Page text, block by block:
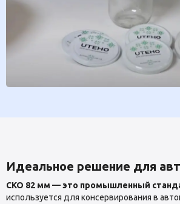
Идеальное решение для
СКО 82 мм — это промышленный
используется для консервирования в